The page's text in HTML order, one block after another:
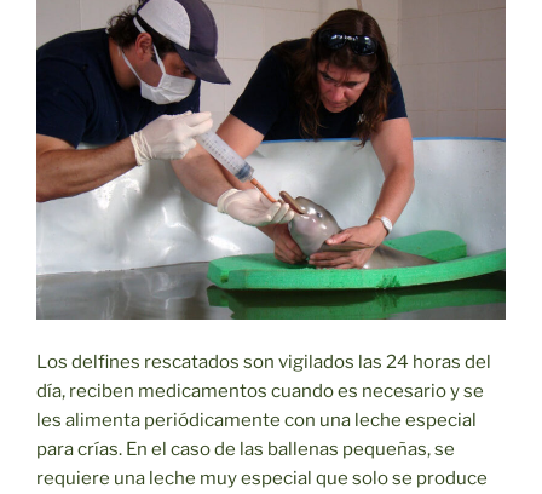
Los delfines rescatados son vigilados las 24 horas del
día, reciben medicamentos cuando es necesario y se
les alimenta periódicamente con una leche especial
para crías. En el caso de las ballenas pequeñas, se
requiere una leche muy especial que solo se produce